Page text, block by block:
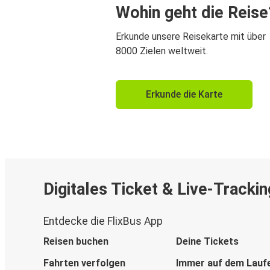
Wohin geht die
Erkunde unsere Reisekarte mit über
8000 Zielen weltweit.
Erkunde die Karte
Digitales Ticket & Live-
Entdecke die FlixBus App
Reisen buchen
Deine Tickets
Fahrten verfolgen
Immer auf dem